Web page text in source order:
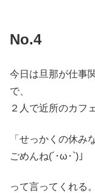
No.4
今日は旦那が仕事
で、
２人で近所のカフ
「せっかくの休み
ごめんね(´･ω･`)」
って言ってくれる